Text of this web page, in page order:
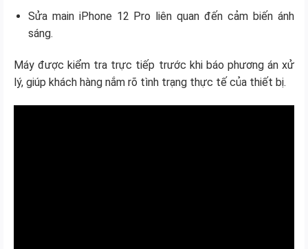
Sửa main iPhone 12 Pro liên quan đến cảm biến ánh
sáng.
Máy được kiểm tra trực tiếp trước khi báo phương án xử
lý, giúp khách hàng nắm rõ tình trạng thực tế của thiết bị.